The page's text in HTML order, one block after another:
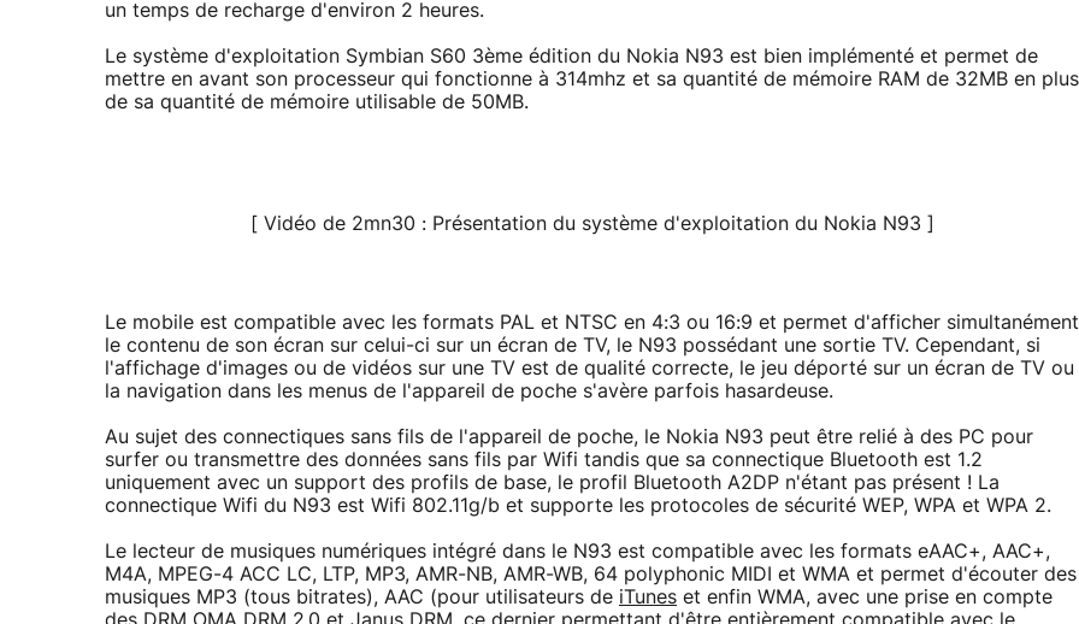
un temps de recharge d'environ 2 heures.
Le système d'exploitation Symbian S60 3ème édition du Nokia N93 est bien implémenté et permet de
mettre en avant son processeur qui fonctionne à 314mhz et sa quantité de mémoire RAM de 32MB en plus
de sa quantité de mémoire utilisable de 50MB.
[ Vidéo de 2mn30 : Présentation du système d'exploitation du Nokia N93 ]
Le mobile est compatible avec les formats PAL et NTSC en 4:3 ou 16:9 et permet d'afficher simultanément
le contenu de son écran sur celui-ci sur un écran de TV, le N93 possédant une sortie TV. Cependant, si
l'affichage d'images ou de vidéos sur une TV est de qualité correcte, le jeu déporté sur un écran de TV ou
la navigation dans les menus de l'appareil de poche s'avère parfois hasardeuse.
Au sujet des connectiques sans fils de l'appareil de poche, le Nokia N93 peut être relié à des PC pour
surfer ou transmettre des données sans fils par Wifi tandis que sa connectique Bluetooth est 1.2
uniquement avec un support des profils de base, le profil Bluetooth A2DP n'étant pas présent ! La
connectique Wifi du N93 est Wifi 802.11g/b et supporte les protocoles de sécurité WEP, WPA et WPA 2.
Le lecteur de musiques numériques intégré dans le N93 est compatible avec les formats eAAC+, AAC+,
M4A, MPEG-4 ACC LC, LTP, MP3, AMR-NB, AMR-WB, 64 polyphonic MIDI et WMA et permet d'écouter des
musiques MP3 (tous bitrates), AAC (pour utilisateurs de iTunes et enfin WMA, avec une prise en compte